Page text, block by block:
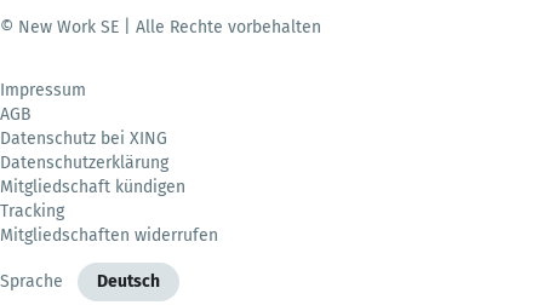
© New Work SE | Alle Rechte vorbehalten
Impressum
AGB
Datenschutz bei XING
Datenschutzerklärung
Mitgliedschaft kündigen
Tracking
Mitgliedschaften widerrufen
Sprache Deutsch